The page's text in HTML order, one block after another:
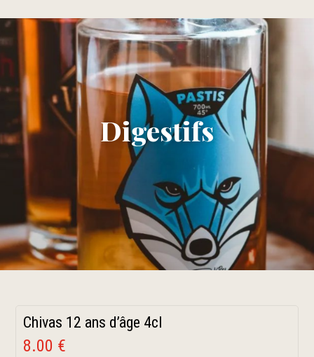
Digestifs
Chivas 12 ans d’âge 4cl
8.00 €